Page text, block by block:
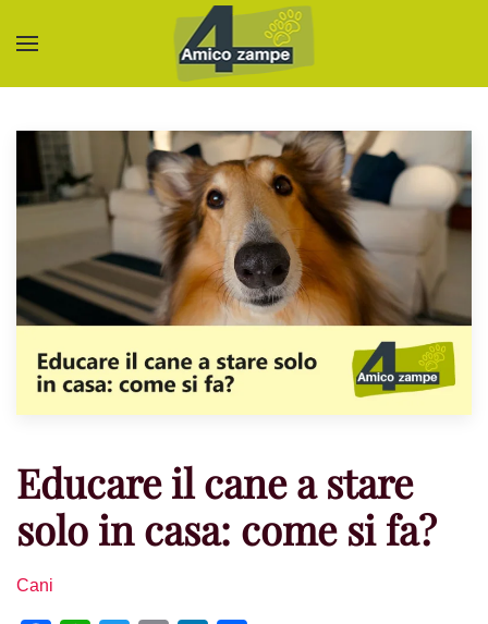
Skip to main content
Educare il cane a stare
solo in casa: come si fa?
Cani